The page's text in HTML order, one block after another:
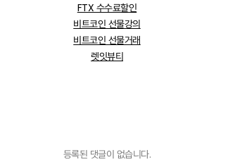
FTX 수수료할인
비트코인 선물강의
비트코인 선물거래
렛잇뷰티
등록된 댓글이 없습니다.